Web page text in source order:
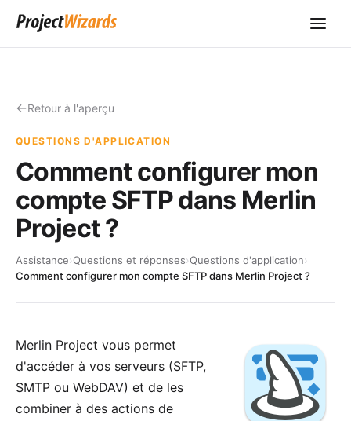
Retour à l'aperçu
QUESTIONS D'APPLICATION
Comment configurer mon
compte SFTP dans Merlin
Project ?
Assistance›Questions et réponses›Questions d'application›
Comment configurer mon compte SFTP dans Merlin Project ?
Merlin Project vous permet
d'accéder à vos serveurs (SFTP,
SMTP ou WebDAV) et de les
combiner à des actions de